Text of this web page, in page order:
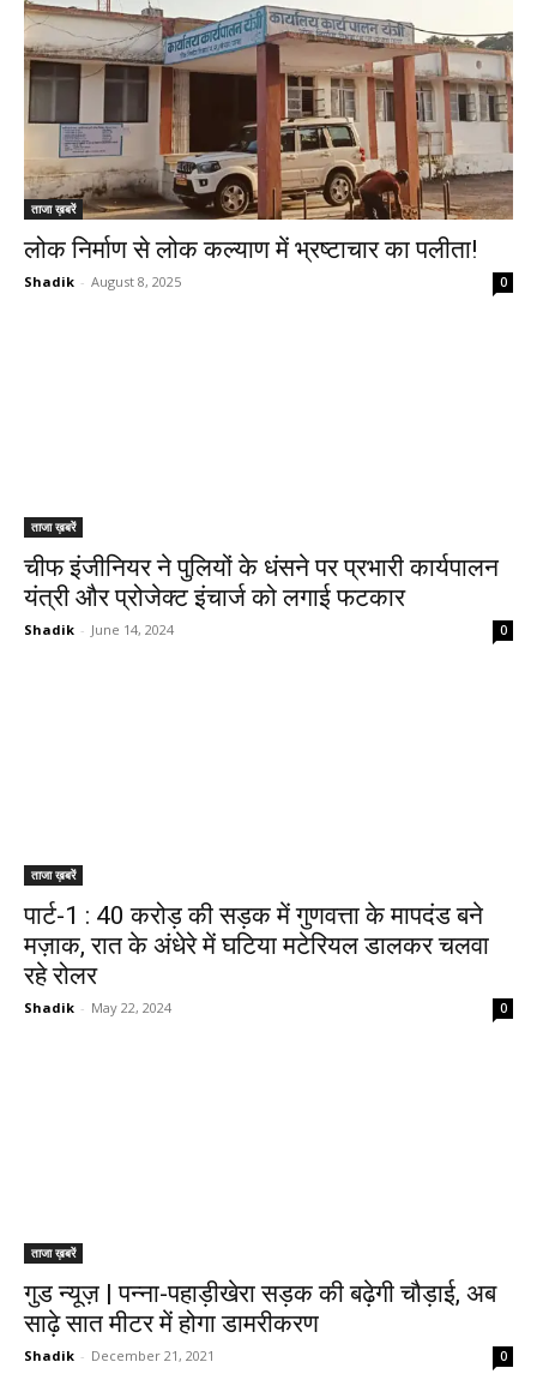
ताजा ख़बरें
लोक निर्माण से लोक कल्याण में भ्रष्टाचार का पलीता!
Shadik - August 8, 2025 0
ताजा ख़बरें
चीफ इंजीनियर ने पुलियों के धंसने पर प्रभारी कार्यपालन
यंत्री और प्रोजेक्ट इंचार्ज को लगाई फटकार
Shadik - June 14, 2024 0
ताजा ख़बरें
पार्ट-1 : 40 करोड़ की सड़क में गुणवत्ता के मापदंड बने
मज़ाक, रात के अंधेरे में घटिया मटेरियल डालकर चलवा
रहे रोलर
Shadik - May 22, 2024 0
ताजा ख़बरें
गुड न्यूज़ | पन्ना-पहाड़ीखेरा सड़क की बढ़ेगी चौड़ाई, अब
साढ़े सात मीटर में होगा डामरीकरण
Shadik - December 21, 2021 0